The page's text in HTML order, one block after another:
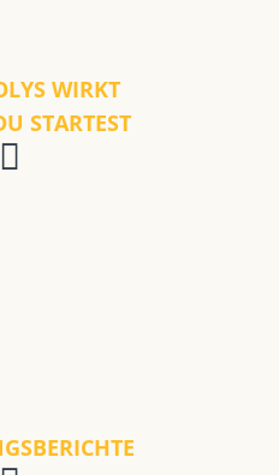
WIRKT
STARTEST